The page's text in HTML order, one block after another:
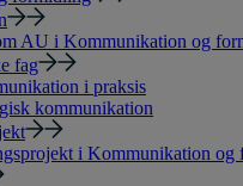
AU i Kommunikation og
fag
i praksis
kommunikation
i Kommunikation og